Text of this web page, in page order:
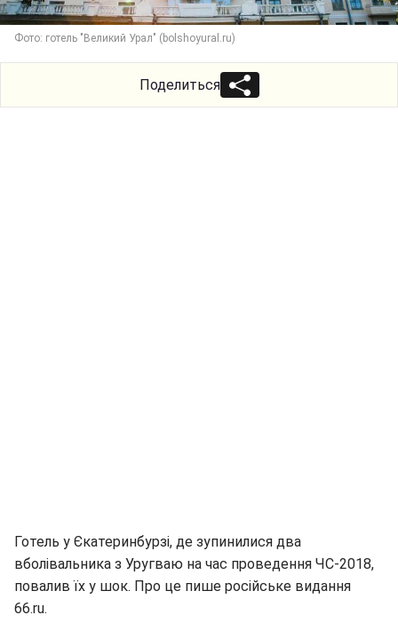
Фото: готель "Великий Урал" (bolshoyural.ru)
Поделиться
Готель у Єкатеринбурзі, де зупинилися два
вболівальника з Уругваю на час проведення ЧС-2018,
повалив їх у шок. Про це пише російське видання
66.ru.